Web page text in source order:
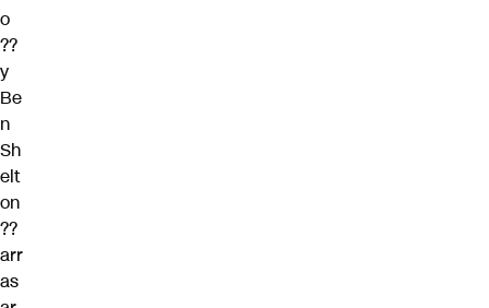
o
??
y
Be
n
Sh
elt
on
??
arr
as